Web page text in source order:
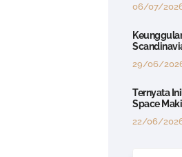
06/07/
29/06/
Ternyata
Space
22/06/